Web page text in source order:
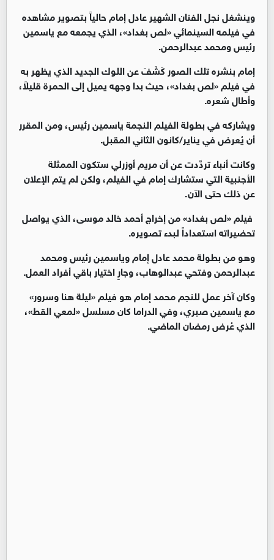
وينشغل نجل الفنان الشهير عادل إمام حالياً بتصوير مشاهده
في فيلمه السينمائي «لص بغداد»، الذي يجمعه مع ياسمين
رئيس ومحمد عبدالرحمن.
إمام بنشره تلك الصور كَشَفَ عن اللوك الجديد الذي يظهر به
في فيلم «لص بغداد»، حيث بدا وجهه يميل إلى الحمرة قليلاً،
وأطال شعره.
ويشاركه في بطولة الفيلم النجمة ياسمين رئيس، ومن المقرر
أن يُعرض في يناير/كانون الثاني المقبل.
وكانت أنباء تردَّدت عن أن مريم أوزرلي ستكون الممثلة
الأجنبية التي ستشارك إمام في الفيلم، ولكن لم يتم الإعلان
عن ذلك حتى الآن.
فيلم «لص بغداد» من إخراج أحمد خالد موسى، الذي يواصل
تحضيراته استعداداً لبدء تصويره.
وهو من بطولة محمد عادل إمام وياسمين رئيس ومحمد
عبدالرحمن وفتحي عبدالوهاب، وجارٍ اختيار باقي أفراد العمل.
وكان آخر عمل للنجم محمد إمام هو فيلم «ليلة هنا وسرور»
مع ياسمين صبري، وفي الدراما كان مسلسل «لمعي القط»،
الذي عُرض رمضان الماضي.